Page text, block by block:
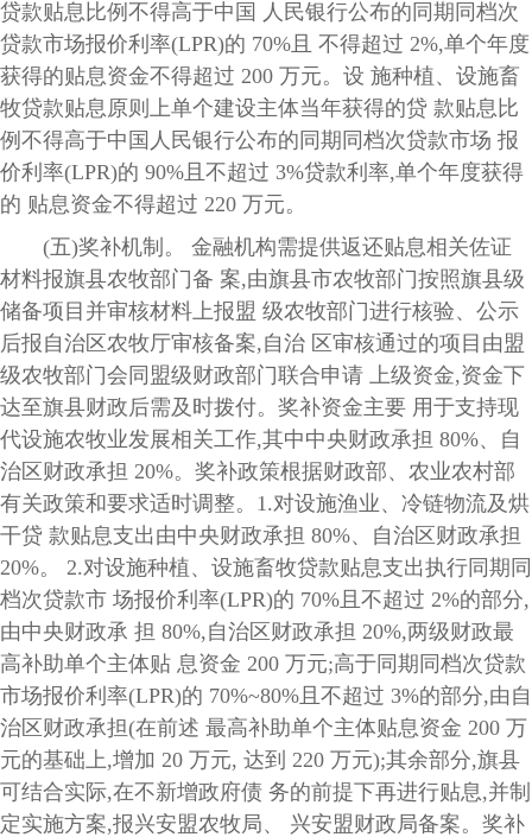
贷款贴息比例不得高于中国 人民银行公布的同期同档次
贷款市场报价利率(LPR)的 70%且 不得超过 2%,单个年度
获得的贴息资金不得超过 200 万元。设 施种植、设施畜
牧贷款贴息原则上单个建设主体当年获得的贷 款贴息比
例不得高于中国人民银行公布的同期同档次贷款市场 报
价利率(LPR)的 90%且不超过 3%贷款利率,单个年度获得
的 贴息资金不得超过 220 万元。
(五)奖补机制。 金融机构需提供返还贴息相关佐证
材料报旗县农牧部门备 案,由旗县市农牧部门按照旗县级
储备项目并审核材料上报盟 级农牧部门进行核验、公示
后报自治区农牧厅审核备案,自治 区审核通过的项目由盟
级农牧部门会同盟级财政部门联合申请 上级资金,资金下
达至旗县财政后需及时拨付。奖补资金主要 用于支持现
代设施农牧业发展相关工作,其中中央财政承担 80%、自
治区财政承担 20%。奖补政策根据财政部、农业农村部
有关政策和要求适时调整。1.对设施渔业、冷链物流及烘
干贷 款贴息支出由中央财政承担 80%、自治区财政承担
20%。 2.对设施种植、设施畜牧贷款贴息支出执行同期同
档次贷款市 场报价利率(LPR)的 70%且不超过 2%的部分,
由中央财政承 担 80%,自治区财政承担 20%,两级财政最
高补助单个主体贴 息资金 200 万元;高于同期同档次贷款
市场报价利率(LPR)的 70%~80%且不超过 3%的部分,由自
治区财政承担(在前述 最高补助单个主体贴息资金 200 万
元的基础上,增加 20 万元, 达到 220 万元);其余部分,旗县
可结合实际,在不新增政府债 务的前提下再进行贴息,并制
定实施方案,报兴安盟农牧局、 兴安盟财政局备案。奖补